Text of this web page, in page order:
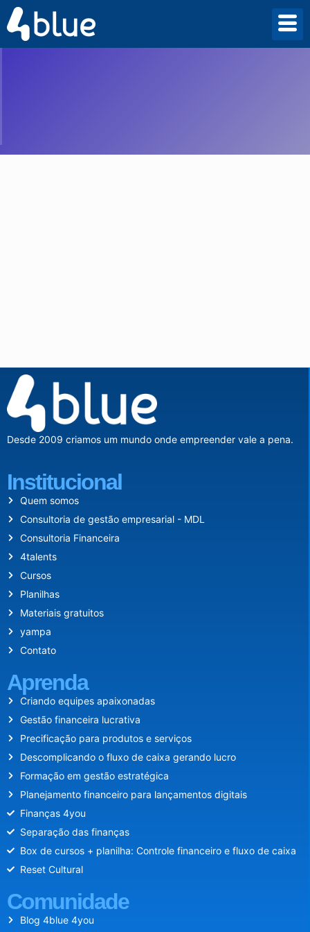
Desde 2009 criamos um mundo onde empreender vale a pena.
Institucional
Quem somos
Consultoria de gestão empresarial - MDL
Consultoria Financeira
4talents
Cursos
Planilhas
Materiais gratuitos
yampa
Contato
Aprenda
Criando equipes apaixonadas
Gestão financeira lucrativa
Precificação para produtos e serviços
Descomplicando o fluxo de caixa gerando lucro
Formação em gestão estratégica
Planejamento financeiro para lançamentos digitais
Finanças 4you
Separação das finanças
Box de cursos + planilha: Controle financeiro e fluxo de caixa
Reset Cultural
Comunidade
Blog 4blue 4you